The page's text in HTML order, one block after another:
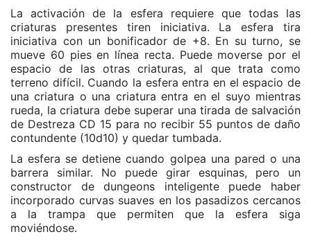
La activación de la esfera requiere que todas las
criaturas presentes tiren iniciativa. La esfera tira
iniciativa con un bonificador de +8. En su turno, se
mueve 60 pies en línea recta. Puede moverse por el
espacio de las otras criaturas, al que trata como
terreno difícil. Cuando la esfera entra en el espacio de
una criatura o una criatura entra en el suyo mientras
rueda, la criatura debe superar una tirada de salvación
de Destreza CD 15 para no recibir 55 puntos de daño
contundente (10d10) y quedar tumbada.
La esfera se detiene cuando golpea una pared o una
barrera similar. No puede girar esquinas, pero un
constructor de dungeons inteligente puede haber
incorporado curvas suaves en los pasadizos cercanos
a la trampa que permiten que la esfera siga
moviéndose.